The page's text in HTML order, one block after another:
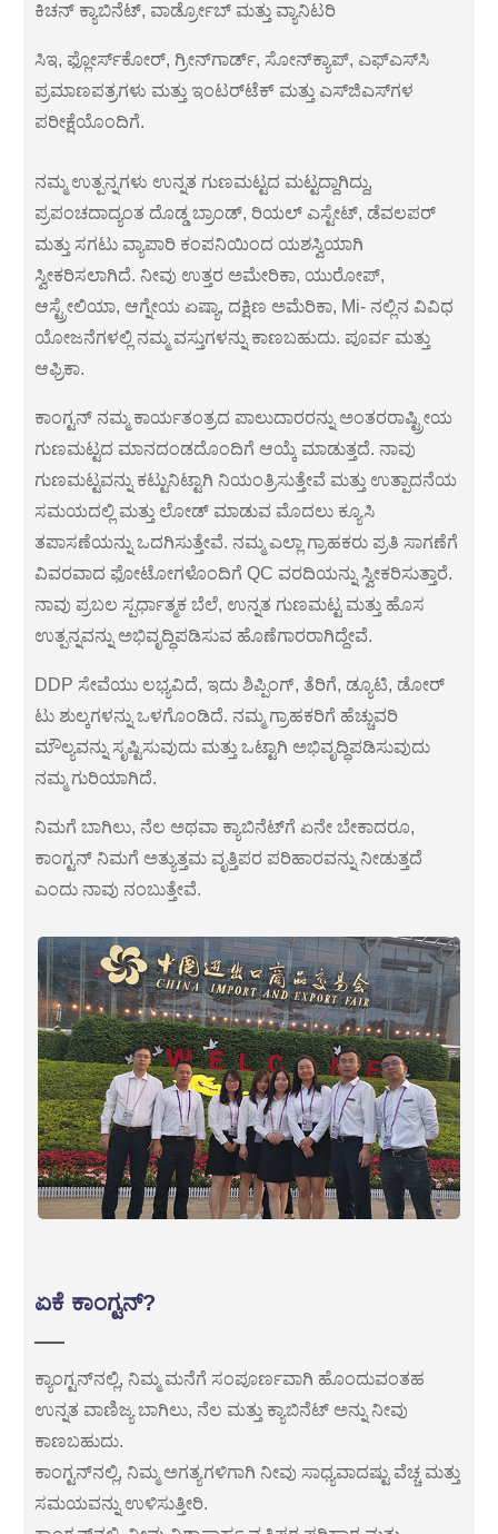
ಕಿಚನ್ ಕ್ಯಾಬಿನೆಟ್, ವಾರ್ಡ್ರೋಬ್ ಮತ್ತು ವ್ಯಾನಿಟರಿ
ಸಿಇ, ಫ್ಲೋರ್ಸ್‌ಕೋರ್, ಗ್ರೀನ್‌ಗಾರ್ಡ್, ಸೋನ್‌ಕ್ಯಾಪ್, ಎಫ್‌ಎಸ್‌ಸಿ
ಪ್ರಮಾಣಪತ್ರಗಳು ಮತ್ತು ಇಂಟರ್‌ಟೆಕ್ ಮತ್ತು ಎಸ್‌ಜಿಎಸ್‌ಗಳ
ಪರೀಕ್ಷೆಯೊಂದಿಗೆ.
ನಮ್ಮ ಉತ್ಪನ್ನಗಳು ಉನ್ನತ ಗುಣಮಟ್ಟದ ಮಟ್ಟದ್ದಾಗಿದ್ದು,
ಪ್ರಪಂಚದಾದ್ಯಂತ ದೊಡ್ಡ ಬ್ರಾಂಡ್, ರಿಯಲ್ ಎಸ್ಟೇಟ್, ಡೆವಲಪರ್
ಮತ್ತು ಸಗಟು ವ್ಯಾಪಾರಿ ಕಂಪನಿಯಿಂದ ಯಶಸ್ವಿಯಾಗಿ
ಸ್ವೀಕರಿಸಲಾಗಿದೆ. ನೀವು ಉತ್ತರ ಅಮೇರಿಕಾ, ಯುರೋಪ್,
ಆಸ್ಟ್ರೇಲಿಯಾ, ಆಗ್ನೇಯ ಏಷ್ಯಾ, ದಕ್ಷಿಣ ಅಮೆರಿಕಾ, Mi- ನಲ್ಲಿನ ವಿವಿಧ
ಯೋಜನೆಗಳಲ್ಲಿ ನಮ್ಮ ವಸ್ತುಗಳನ್ನು ಕಾಣಬಹುದು. ಪೂರ್ವ ಮತ್ತು
ಆಫ್ರಿಕಾ.
ಕಾಂಗ್ಟನ್ ನಮ್ಮ ಕಾರ್ಯತಂತ್ರದ ಪಾಲುದಾರರನ್ನು ಅಂತರರಾಷ್ಟ್ರೀಯ
ಗುಣಮಟ್ಟದ ಮಾನದಂಡದೊಂದಿಗೆ ಆಯ್ಕೆ ಮಾಡುತ್ತದೆ. ನಾವು
ಗುಣಮಟ್ಟವನ್ನು ಕಟ್ಟುನಿಟ್ಟಾಗಿ ನಿಯಂತ್ರಿಸುತ್ತೇವೆ ಮತ್ತು ಉತ್ಪಾದನೆಯ
ಸಮಯದಲ್ಲಿ ಮತ್ತು ಲೋಡ್ ಮಾಡುವ ಮೊದಲು ಕ್ಯೂಸಿ
ತಪಾಸಣೆಯನ್ನು ಒದಗಿಸುತ್ತೇವೆ. ನಮ್ಮ ಎಲ್ಲಾ ಗ್ರಾಹಕರು ಪ್ರತಿ ಸಾಗಣೆಗೆ
ವಿವರವಾದ ಫೋಟೋಗಳೊಂದಿಗೆ QC ವರದಿಯನ್ನು ಸ್ವೀಕರಿಸುತ್ತಾರೆ.
ನಾವು ಪ್ರಬಲ ಸ್ಪರ್ಧಾತ್ಮಕ ಬೆಲೆ, ಉನ್ನತ ಗುಣಮಟ್ಟ ಮತ್ತು ಹೊಸ
ಉತ್ಪನ್ನವನ್ನು ಅಭಿವೃದ್ಧಿಪಡಿಸುವ ಹೊಣೆಗಾರರಾಗಿದ್ದೇವೆ.
DDP ಸೇವೆಯು ಲಭ್ಯವಿದೆ, ಇದು ಶಿಪ್ಪಿಂಗ್, ತೆರಿಗೆ, ಡ್ಯೂಟಿ, ಡೋರ್
ಟು ಶುಲ್ಕಗಳನ್ನು ಒಳಗೊಂಡಿದೆ. ನಮ್ಮ ಗ್ರಾಹಕರಿಗೆ ಹೆಚ್ಚುವರಿ
ಮೌಲ್ಯವನ್ನು ಸೃಷ್ಟಿಸುವುದು ಮತ್ತು ಒಟ್ಟಾಗಿ ಅಭಿವೃದ್ಧಿಪಡಿಸುವುದು
ನಮ್ಮ ಗುರಿಯಾಗಿದೆ.
ನಿಮಗೆ ಬಾಗಿಲು, ನೆಲ ಅಥವಾ ಕ್ಯಾಬಿನೆಟ್‌ಗೆ ಏನೇ ಬೇಕಾದರೂ,
ಕಾಂಗ್ಟನ್ ನಿಮಗೆ ಅತ್ಯುತ್ತಮ ವೃತ್ತಿಪರ ಪರಿಹಾರವನ್ನು ನೀಡುತ್ತದೆ
ಎಂದು ನಾವು ನಂಬುತ್ತೇವೆ.
ಏಕೆ ಕಾಂಗ್ಟನ್?
ಕ್ಯಾಂಗ್ಟನ್‌ನಲ್ಲಿ, ನಿಮ್ಮ ಮನೆಗೆ ಸಂಪೂರ್ಣವಾಗಿ ಹೊಂದುವಂತಹ
ಉನ್ನತ ವಾಣಿಜ್ಯ ಬಾಗಿಲು, ನೆಲ ಮತ್ತು ಕ್ಯಾಬಿನೆಟ್ ಅನ್ನು ನೀವು
ಕಾಣಬಹುದು.
ಕಾಂಗ್ಟನ್‌ನಲ್ಲಿ, ನಿಮ್ಮ ಅಗತ್ಯಗಳಿಗಾಗಿ ನೀವು ಸಾಧ್ಯವಾದಷ್ಟು ವೆಚ್ಚ ಮತ್ತು
ಸಮಯವನ್ನು ಉಳಿಸುತ್ತೀರಿ.